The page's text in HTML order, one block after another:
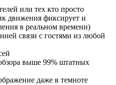
или тех кто просто
движения фиксирует и
в реальном времени)
связи с гостями из любой
выше 99% штатных
даже в темноте